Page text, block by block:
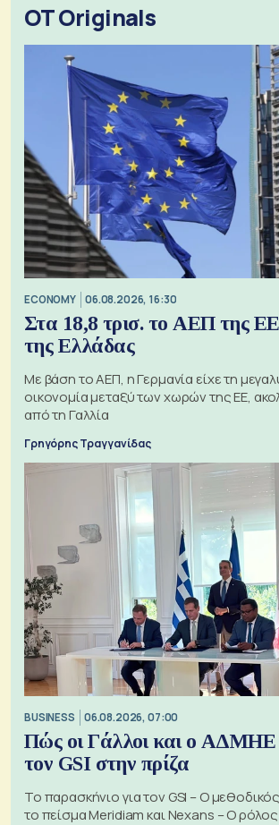
OT Originals
ECONOMY 06.08.2026, 16:30
Στα 18,8 τρισ. το ΑΕΠ της
της Ελλάδας
Με βάση το ΑΕΠ, η Γερμανία είχε τη
οικονομία μεταξύ των χωρών της ΕΕ,
από τη Γαλλία
Γρηγόρης Τραγγανίδας
BUSINESS 06.08.2026, 07:00
Πώς οι Γάλλοι και ο ΑΔΜΗΕ
τον GSI στην πρίζα
Το παρασκήνιο για τον GSI – Ο
το πείσμα Meridiam και Nexans – Ο